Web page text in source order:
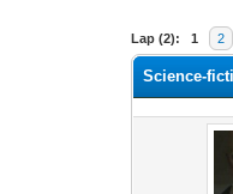
Lap (2): 1 2
Science-